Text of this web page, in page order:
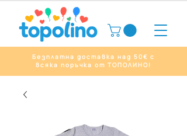
Безплатна доставка над 50€ с
всяка поръчка от ТОПОЛИНО!